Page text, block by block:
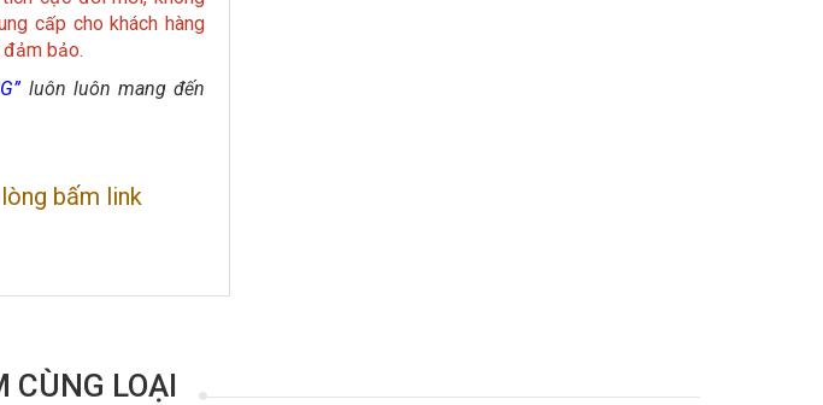
cấp cho khách hàng
bảo.
luôn luôn mang đến
bấm link
CÙNG LOẠI